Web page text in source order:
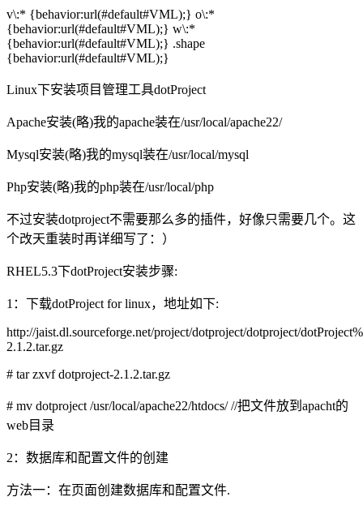
v\:* {behavior:url(#default#VML);} o\:*
{behavior:url(#default#VML);} w\:*
{behavior:url(#default#VML);} .shape
{behavior:url(#default#VML);}
Linux下安装项目管理工具dotProject
Apache安装(略)我的apache装在/usr/local/apache22/
Mysql安装(略)我的mysql装在/usr/local/mysql
Php安装(略)我的php装在/usr/local/php
不过安装dotproject不需要那么多的插件，好像只需要几个。这
个改天重装时再详细写了：）
RHEL5.3下dotProject安装步骤:
1：下载dotProject for linux，地址如下:
http://jaist.dl.sourceforge.net/project/dotproject/dotproject/
2.1.2.tar.gz
# tar zxvf dotproject-2.1.2.tar.gz
# mv dotproject /usr/local/apache22/htdocs/ //把文件放到apacht的
web目录
2：数据库和配置文件的创建
方法一：在页面创建数据库和配置文件.